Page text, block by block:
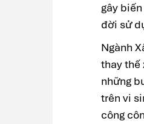
gây
đời sử
Ngành
thay thế
những
trên vi
công